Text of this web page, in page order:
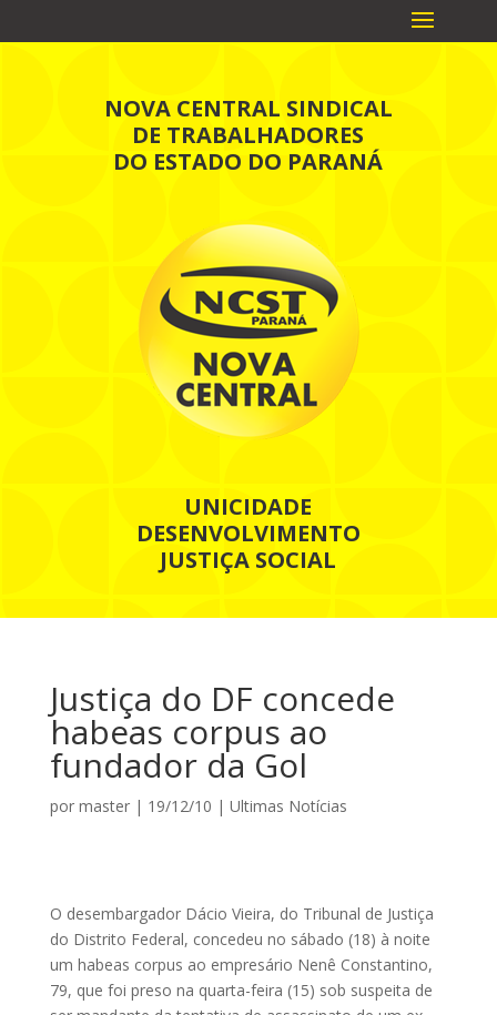
NOVA CENTRAL SINDICAL
DE TRABALHADORES
DO ESTADO DO PARANÁ
UNICIDADE
DESENVOLVIMENTO
JUSTIÇA SOCIAL
Justiça do DF concede
habeas corpus ao
fundador da Gol
por master| 19/12/10 | Ultimas Notícias
O desembargador Dácio Vieira, do Tribunal de Justiça
do Distrito Federal, concedeu no sábado (18) à noite
um habeas corpus ao empresário Nenê Constantino,
79, que foi preso na quarta-feira (15) sob suspeita de